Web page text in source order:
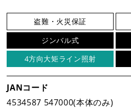
盗難・火災保証
ジンバル式
4方向大矩ライン照射
JANコード
4534587 547000(本体のみ)
製品情報